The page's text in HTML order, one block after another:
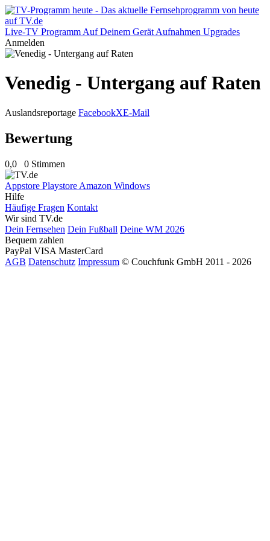
Live-TV Programm Auf Deinem Gerät Aufnahmen Upgrades
Anmelden
Venedig - Untergang auf Raten
Auslandsreportage FacebookXE-Mail
Bewertung
0,0 0 Stimmen
Appstore Playstore Amazon Windows
Hilfe
Häufige Fragen Kontakt
Wir sind TV.de
Dein Fernsehen Dein Fußball Deine WM 2026
Bequem zahlen
PayPal VISA MasterCard
AGB Datenschutz Impressum © Couchfunk GmbH 2011 - 2026